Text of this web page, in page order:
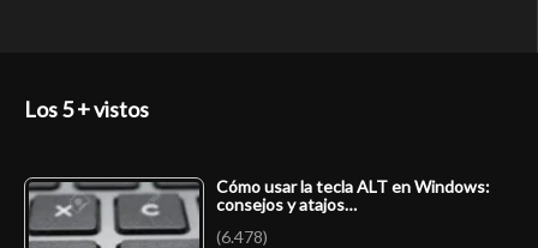
Los 5 + vistos
Cómo usar la tecla ALT en Windows:
consejos y atajos…
(6.478)